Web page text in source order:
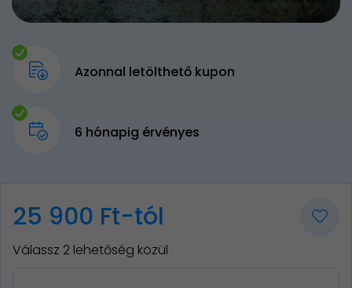
Azonnal letölthető kupon
6 hónapig érvényes
25 900 Ft-tól
Válassz 2 lehetőség közül